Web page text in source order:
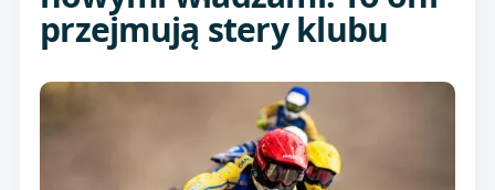
przejmują stery klubu